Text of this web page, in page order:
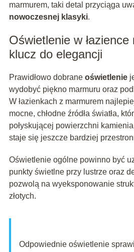
marmurem, taki detal przyciąga
nowoczesnej klasyki.
Oświetlenie w
klucz do elegancji
Prawidłowo dobrane oświetlenie
wydobyć piękno marmuru oraz
W łazienkach z marmurem
mocne, chłodne źródła światła,
połyskującej powierzchni
staje się jeszcze bardziej
Oświetlenie ogólne powinno być
punkty świetlne przy lustrze oraz
pozwolą na wyeksponowanie
złotych.
Odpowiednie oświetlenie